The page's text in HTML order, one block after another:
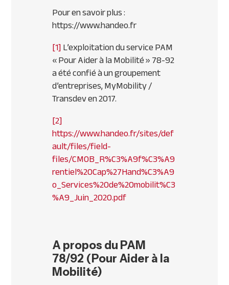
Pour en savoir plus :
https://www.handeo.fr
[1]L’exploitation du service PAM
« Pour Aider à la Mobilité » 78-92
a été confié à un groupement
d’entreprises, MyMobility /
Transdev en 2017.
[2]
https://www.handeo.fr/sites/def
ault/files/field-
files/CMOB_R%C3%A9f%C3%A9
rentiel%20Cap%27Hand%C3%A9
o_Services%20de%20mobilit%C3
%A9_Juin_2020.pdf
A propos du PAM
78/92 (Pour Aider à la
Mobilité)